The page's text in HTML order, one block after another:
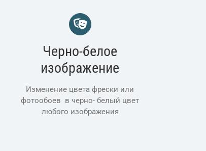
Черно-белое
изображение
Изменение цвета фрески или
фотообоев в черно- белый цвет
любого изображения